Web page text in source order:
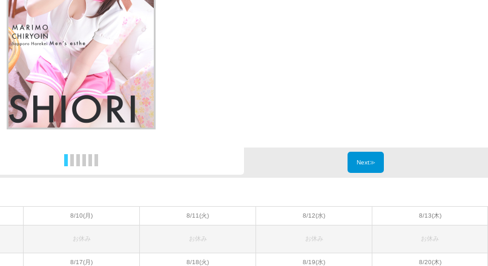
Next≫
8/10(月) 8/11(火) 8/12(水) 8/13(木)
お休み お休み お休み お休み
8/17(月) 8/18(火) 8/19(水) 8/20(木)